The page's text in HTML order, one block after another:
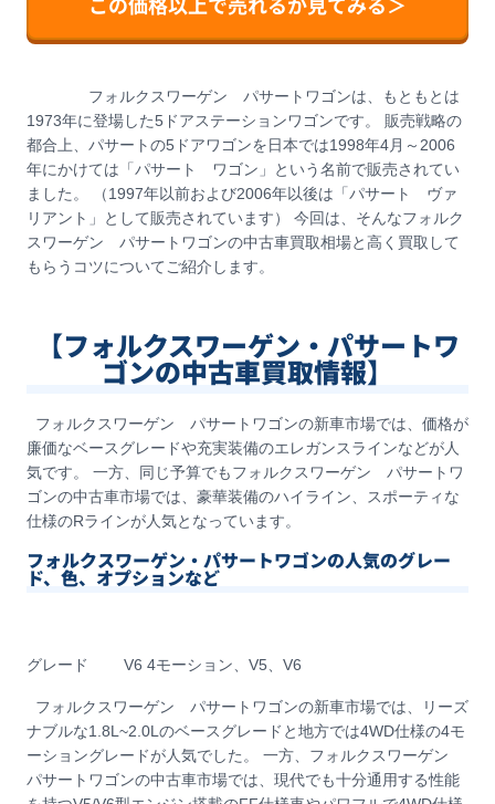
フォルクスワーゲン パサートワゴンは、もともとは
1973年に登場した5ドアステーションワゴンです。 販売戦略の
都合上、パサートの5ドアワゴンを日本では1998年4月～2006
年にかけては「パサート ワゴン」という名前で販売されてい
ました。 （1997年以前および2006年以後は「パサート ヴァ
リアント」として販売されています） 今回は、そんなフォルク
スワーゲン パサートワゴンの中古車買取相場と高く買取して
もらうコツについてご紹介します。
【フォルクスワーゲン・パサートワ
ゴンの中古車買取情報】
フォルクスワーゲン パサートワゴンの新車市場では、価格が
廉価なベースグレードや充実装備のエレガンスラインなどが人
気です。 一方、同じ予算でもフォルクスワーゲン パサートワ
ゴンの中古車市場では、豪華装備のハイライン、スポーティな
仕様のRラインが人気となっています。
フォルクスワーゲン・パサートワゴンの人気のグレー
ド、色、オプションなど
グレード V6 4モーション、V5、V6
フォルクスワーゲン パサートワゴンの新車市場では、リーズ
ナブルな1.8L~2.0Lのベースグレードと地方では4WD仕様の4モ
ーショングレードが人気でした。 一方、フォルクスワーゲン
パサートワゴンの中古車市場では、現代でも十分通用する性能